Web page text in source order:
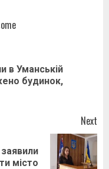
в Уманській
будинок,
Next
місто